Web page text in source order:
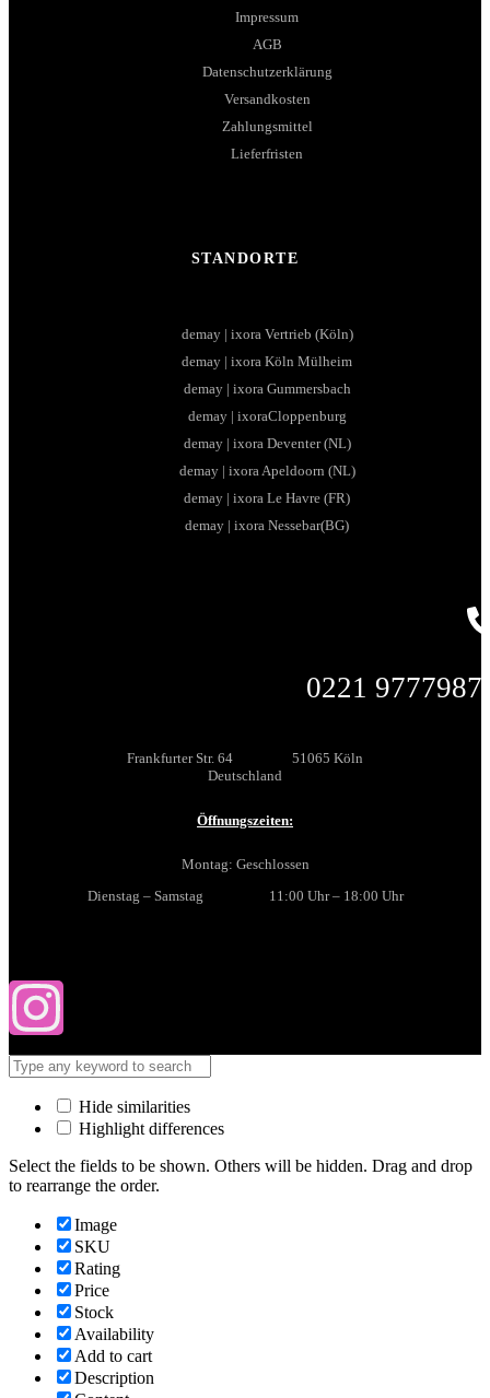
Impressum
AGB
Datenschutzerklärung
Versandkosten
Zahlungsmittel
Lieferfristen
STANDORTE
demay | ixora Vertrieb (Köln)
demay | ixora Köln Mülheim
demay | ixora Gummersbach
demay | ixoraCloppenburg
demay | ixora Deventer (NL)
demay | ixora Apeldoorn (NL)
demay | ixora Le Havre (FR)
demay | ixora Nessebar(BG)
0221
Frankfurter Str. 64 51065 Köln
Deutschland
Öffnungszeiten:
Montag: Geschlossen
Dienstag – Samstag 11:00 Uhr – 18:00 Uhr
Hide similarities
Highlight differences
Select the fields to be shown. Others will be hidden. Drag and drop
to rearrange the order.
Image
SKU
Rating
Price
Stock
Availability
Add to cart
Description